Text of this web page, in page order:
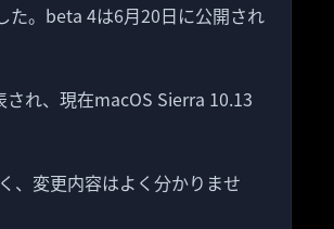
た。beta 4は6月20日に公開され
れ、現在macOS Sierra 10.13
、変更内容はよく分かりませ